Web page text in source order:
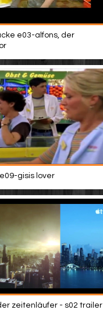
e03-alfons, der
gisis lover
zeitenläufer - s02 trailer